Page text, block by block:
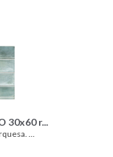
30x60 r...
...